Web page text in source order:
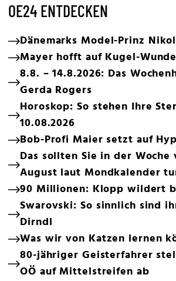
OE24 ENTDECKEN
Dänemarks Model-Prinz
Mayer hofft auf Kugel-
8.8. – 14.8.2026: Das
Gerda Rogers
Horoskop: So stehen Ihre
10.08.2026
Bob-Profi Maier setzt auf
Das sollten Sie in der Woche
August laut Mondkalender
90 Millionen: Klopp wildert
Swarovski: So sinnlich sind
Dirndl
Was wir von Katzen lernen
80-jähriger Geisterfahrer
OÖ auf Mittelstreifen ab